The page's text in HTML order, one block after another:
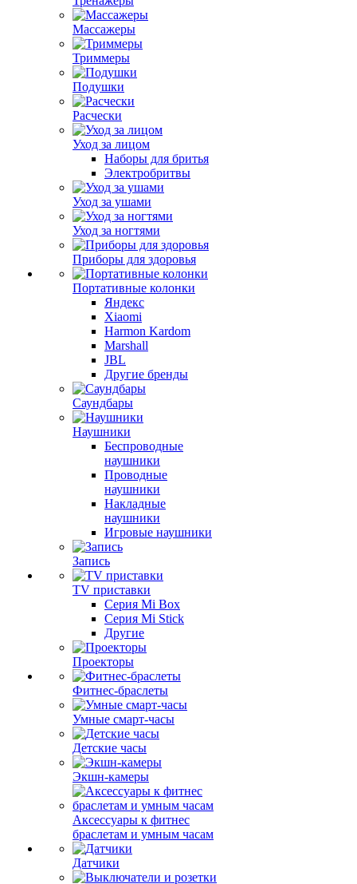
Массажеры
Триммеры
Подушки
Расчески
Уход за лицом
Наборы для бритья
Электробритвы
Уход за ушами
Уход за ногтями
Приборы для здоровья
Портативные колонки
Яндекс
Xiaomi
Harmon Kardom
Marshall
JBL
Другие бренды
Саундбары
Наушники
Беспроводные
наушники
Проводные
наушники
Накладные
наушники
Игровые наушники
Запись
TV приставки
Серия Mi Box
Серия Mi Stick
Другие
Проекторы
Фитнес-браслеты
Умные смарт-часы
Детские часы
Экшн-камеры
Аксессуары к фитнес
браслетам и умным часам
Датчики